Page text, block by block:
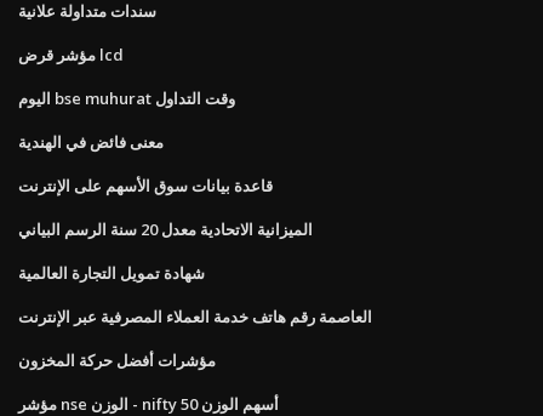
سندات متداولة علانية
مؤشر قرض lcd
اليوم bse muhurat وقت التداول
معنى فائض في الهندية
قاعدة بيانات سوق الأسهم على الإنترنت
الميزانية الاتحادية معدل 20 سنة الرسم البياني
شهادة تمويل التجارة العالمية
العاصمة رقم هاتف خدمة العملاء المصرفية عبر الإنترنت
مؤشرات أفضل حركة المخزون
مؤشر nse الوزن - nifty 50 أسهم الوزن